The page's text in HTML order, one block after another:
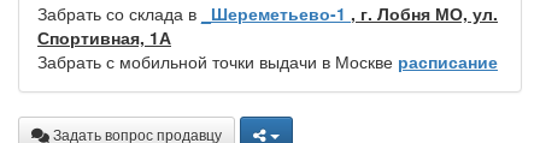
Забрать со склада в _Шереметьево-1 , г. Лобня МО, ул.
Спортивная, 1А
Забрать с мобильной точки выдачи в Москве расписание
Задать вопрос продавцу